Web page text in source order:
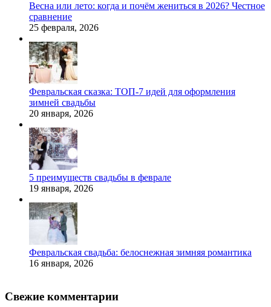
Весна или лето: когда и почём жениться в 2026? Честное
сравнение
25 февраля, 2026
Февральская сказка: ТОП-7 идей для оформления
зимней свадьбы
20 января, 2026
5 преимуществ свадьбы в феврале
19 января, 2026
Февральская свадьба: белоснежная зимняя романтика
16 января, 2026
Свежие комментарии